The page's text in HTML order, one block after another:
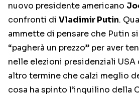
nuovo presidente americano
confronti di Vladimir Putin.
ammette di pensare che Putin
“pagherà un prezzo” per aver
nelle elezioni presidenziali USA
altro termine che calzi meglio
cosa ha spinto l’inquilino della